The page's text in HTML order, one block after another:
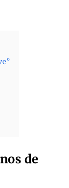
de